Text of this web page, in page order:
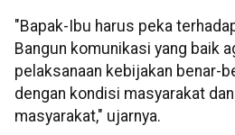
"Bapak-Ibu harus peka
Bangun komunikasi yang baik
pelaksanaan kebijakan benar-
dengan kondisi masyarakat
masyarakat," ujarnya.